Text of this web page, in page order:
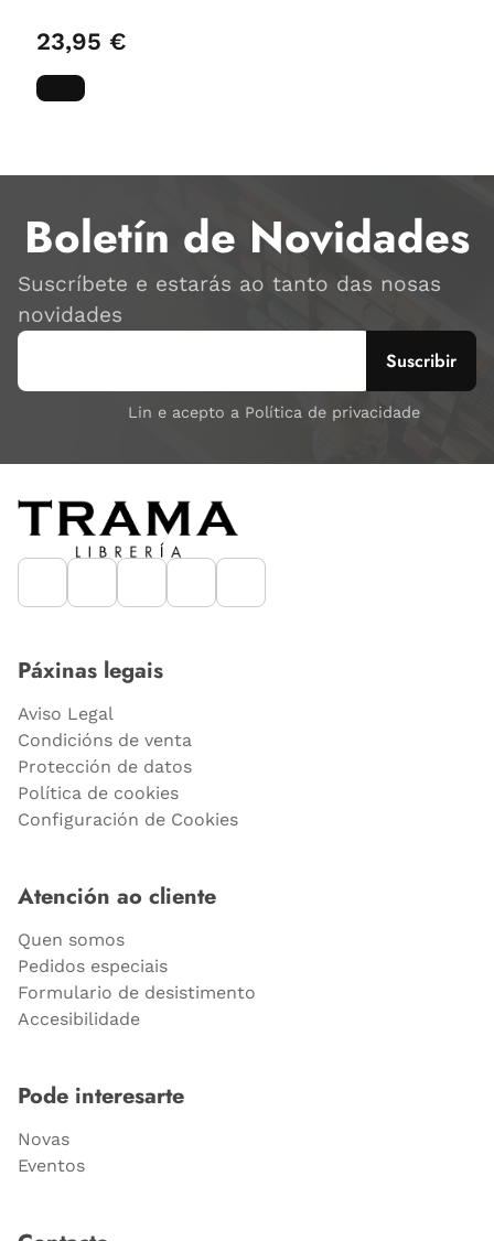
23,95 €
Boletín de Novidades
Suscríbete e estarás ao tanto das nosas
novidades
Lin e acepto a Política de privacidade
Páxinas legais
Aviso Legal
Condicións de venta
Protección de datos
Política de cookies
Configuración de Cookies
Atención ao cliente
Quen somos
Pedidos especiais
Formulario de desistimento
Accesibilidade
Pode interesarte
Novas
Eventos